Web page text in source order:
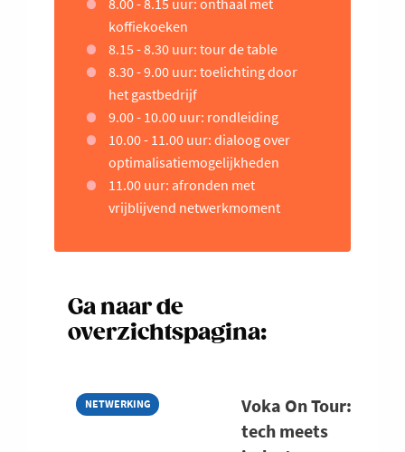
8.00 - 8.15 uur: onthaal met
koffiekoeken
8.15 - 8.30 uur: tour de table
8.30 - 9.00 uur: toelichting door
het gastbedrijf
9.00 - 10.00 uur: rondleiding
10.00 - 11.00 uur: dialoog over
optimalisatiemogelijkheden
11.00 uur: afronden met
vrijblijvend netwerkmoment
Ga naar de
overzichtspagina:
NETWERKING
Voka On Tour:
tech meets